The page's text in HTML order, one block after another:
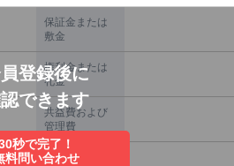
保証金または
敷金
権利金または
礼金
共益費および
管理費
償却
登録後に
できます
秒で完了！
料問い合わせ